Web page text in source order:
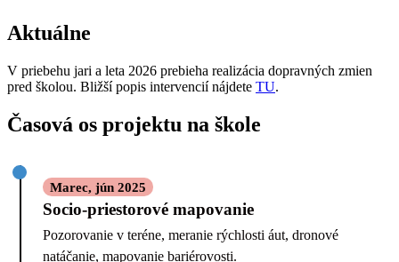
Aktuálne
V priebehu jari a leta 2026 prebieha realizácia dopravných zmien
pred školou. Bližší popis intervencií nájdete TU.
Časová os projektu na škole
Marec, jún 2025
Socio-priestorové mapovanie
Pozorovanie v teréne, meranie rýchlosti áut, dronové
natáčanie, mapovanie bariérovosti.